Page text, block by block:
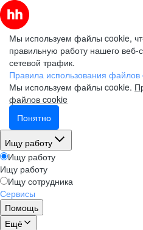
Мы используем файлы cookie,
правильную работу нашего веб-
сетевой трафик.
Правила использования файлов
Мы используем файлы cookie.
файлов cookie
Понятно
Ищу работу
Ищу работу
Ищу работу
Ищу сотрудника
Сервисы
Помощь
Ещё